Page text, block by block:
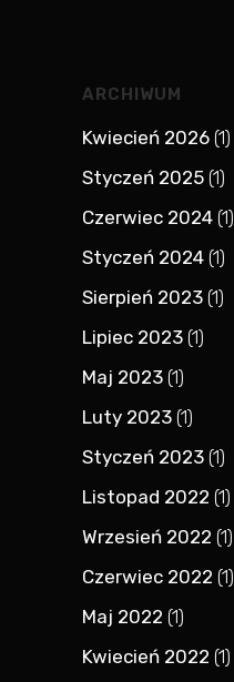
ARCHIWUM
Kwiecień 2026 (1)
Styczeń 2025 (1)
Czerwiec 2024 (1)
Styczeń 2024 (1)
Sierpień 2023 (1)
Lipiec 2023 (1)
Maj 2023 (1)
Luty 2023 (1)
Styczeń 2023 (1)
Listopad 2022 (1)
Wrzesień 2022 (1)
Czerwiec 2022 (1)
Maj 2022 (1)
Kwiecień 2022 (1)